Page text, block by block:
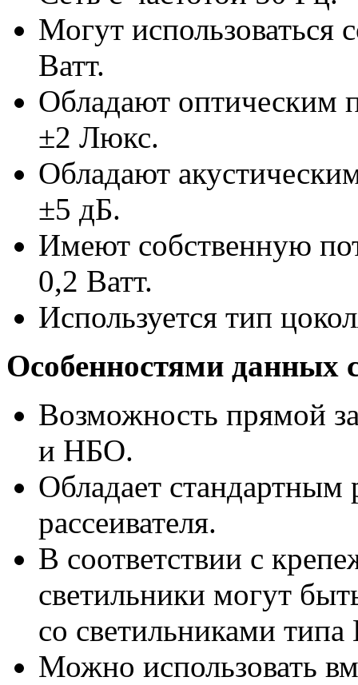
Могут
Ватт.
Обладают оптическим
±2 Люкс.
Обладают
±5 дБ.
Имеют собственную
0,2 Ватт.
Используется тип
Особенностями данных
Возможность прямой
и НБО.
Обладает
рассеивателя.
В соответствии с
светильники могут
со светильниками
Можно использовать